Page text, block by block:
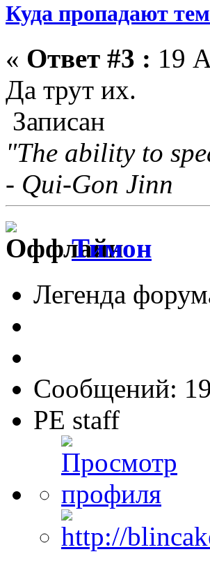
Куда пропадают
« Ответ #3 : 19
Да трут их.
Записан
"The ability to
- Qui-Gon Jinn
Тимон
Легенда
Сообщений:
PE staff